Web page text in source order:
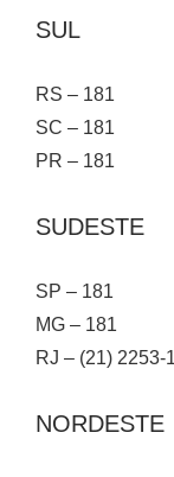
SUL
RS – 181
SC – 181
PR – 181
SUDESTE
SP – 181
MG – 181
RJ – (21) 2253-
NORDESTE